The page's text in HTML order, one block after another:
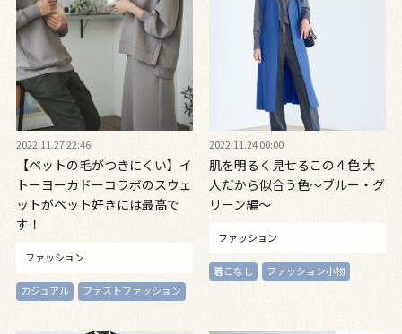
2022.11.27 22:46
【ペットの毛がつきにくい】イ
トーヨーカドーコラボのスウェ
ットがペット好きには最高で
す！
ファッション
カジュアル ファストファッション
2022.11.24 00:00
肌を明るく見せるこの４色 大
人だから似合う色〜ブルー・グ
リーン編〜
ファッション
着こなし ファッション小物